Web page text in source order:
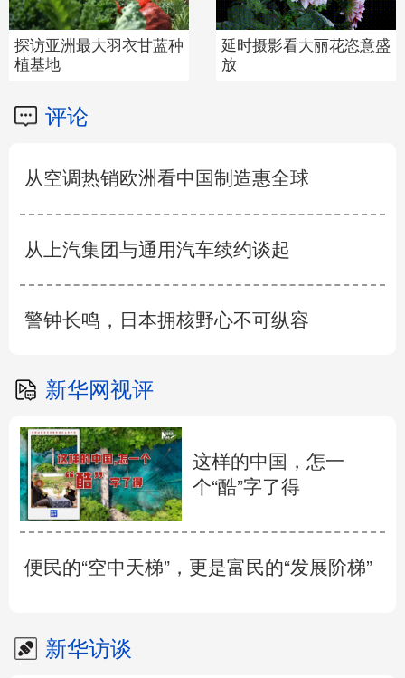
那群候鸟为何偏爱这片群
岛
萌娃动感起舞为“闽超”打
call
评论
从空调热销欧洲看中国制造惠全球
从上汽集团与通用汽车续约谈起
警钟长鸣，日本拥核野心不可纵容
新华网视评
这样的中国，怎一
个“酷”字了得
便民的“空中天梯”，更是富民的“发展阶梯”
新华访谈